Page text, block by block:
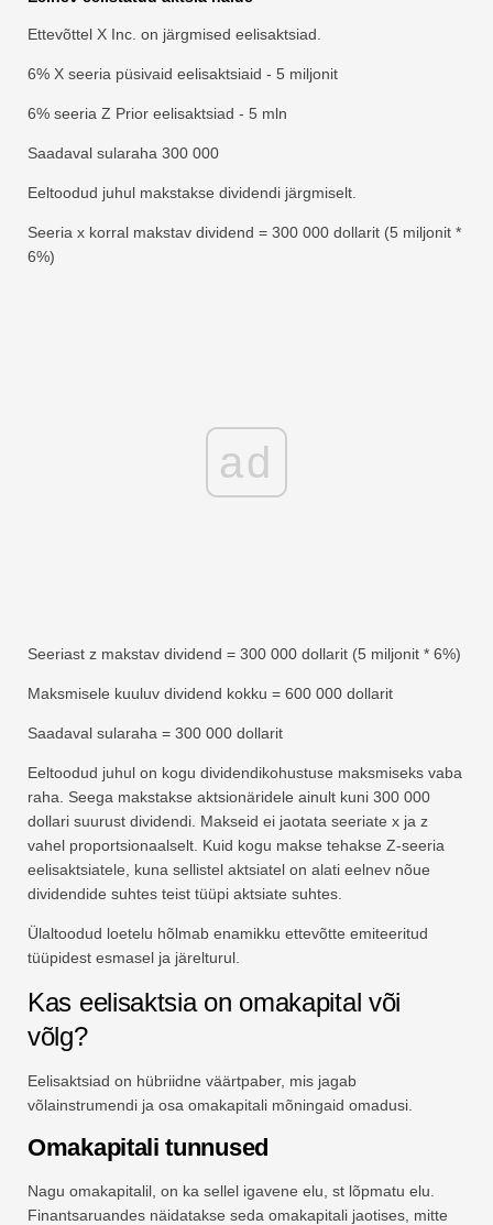
Ettevõttel X Inc. on järgmised eelisaktsiad.
6% X seeria püsivaid eelisaktsiaid - 5 miljonit
6% seeria Z Prior eelisaktsiad - 5 mln
Saadaval sularaha 300 000
Eeltoodud juhul makstakse dividendi järgmiselt.
Seeria x korral makstav dividend = 300 000 dollarit (5 miljonit *
6%)
ad
Seeriast z makstav dividend = 300 000 dollarit (5 miljonit * 6%)
Maksmisele kuuluv dividend kokku = 600 000 dollarit
Saadaval sularaha = 300 000 dollarit
Eeltoodud juhul on kogu dividendikohustuse maksmiseks vaba
raha. Seega makstakse aktsionäridele ainult kuni 300 000
dollari suurust dividendi. Makseid ei jaotata seeriate x ja z
vahel proportsionaalselt. Kuid kogu makse tehakse Z-seeria
eelisaktsiatele, kuna sellistel aktsiatel on alati eelnev nõue
dividendide suhtes teist tüüpi aktsiate suhtes.
Ülaltoodud loetelu hõlmab enamikku ettevõtte emiteeritud
tüüpidest esmasel ja järelturul.
Kas eelisaktsia on omakapital või
võlg?
Eelisaktsiad on hübriidne väärtpaber, mis jagab
võlainstrumendi ja osa omakapitali mõningaid omadusi.
Omakapitali tunnused
Nagu omakapitalil, on ka sellel igavene elu, st lõpmatu elu.
Finantsaruandes näidatakse seda omakapitali jaotises, mitte